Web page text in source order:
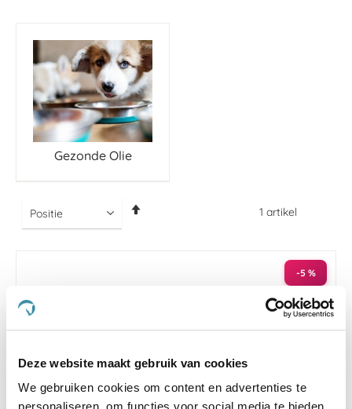
Deze website maakt gebruik van cookies
We gebruiken cookies om content en advertenties te
personaliseren, om functies voor social media te bieden
Gezonde Olie
1 artikel
-5 %